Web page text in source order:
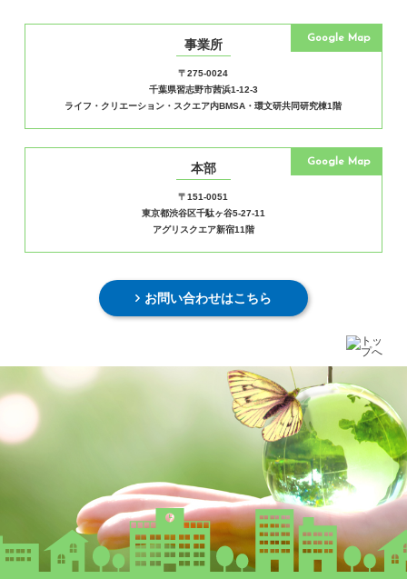
事業所
〒275-0024
千葉県習志野市茜浜1-12-3
ライフ・クリエーション・スクエア内BMSA・環文研共同研究棟1階
Google Map
本部
〒151-0051
東京都渋谷区千駄ヶ谷5-27-11
アグリスクエア新宿11階
Google Map
お問い合わせはこちら